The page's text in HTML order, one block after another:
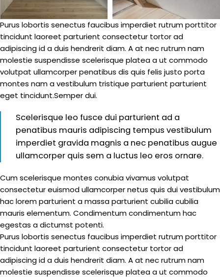
Purus lobortis senectus faucibus imperdiet rutrum porttitor
tincidunt laoreet parturient consectetur tortor ad
adipiscing id a duis hendrerit diam. A at nec rutrum nam
molestie suspendisse scelerisque platea a ut commodo
volutpat ullamcorper penatibus dis quis felis justo porta
montes nam a vestibulum tristique parturient parturient
eget tincidunt.Semper dui.
Scelerisque leo fusce dui parturient ad a
penatibus mauris adipiscing tempus vestibulum
imperdiet gravida magnis a nec penatibus augue
ullamcorper quis sem a luctus leo eros ornare.
Cum scelerisque montes conubia vivamus volutpat
consectetur euismod ullamcorper netus quis dui vestibulum
hac lorem parturient a massa parturient cubilia cubilia
mauris elementum. Condimentum condimentum hac
egestas a dictumst potenti.
Purus lobortis senectus faucibus imperdiet rutrum porttitor
tincidunt laoreet parturient consectetur tortor ad
adipiscing id a duis hendrerit diam. A at nec rutrum nam
molestie suspendisse scelerisque platea a ut commodo